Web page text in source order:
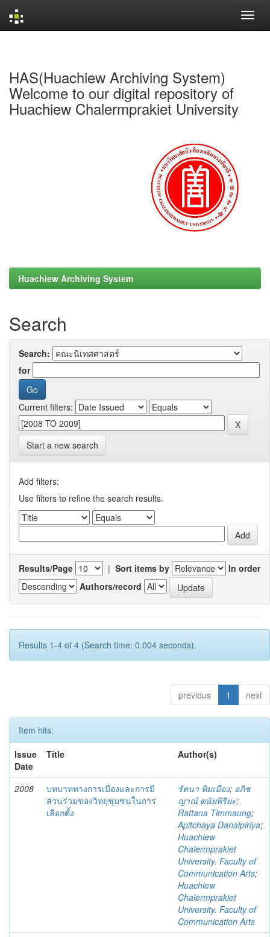
HAS(Huachiew Archiving System)
Welcome to our digital repository of
Huachiew Chalermprakiet University
Huachiew Archiving System
Search
Search:
for
Current filters:
Start a new search
Add filters:
Use filters to refine the search results.
Results/Page | Sort items by
In order
Authors/record
Results 1-4 of 4 (Search time: 0.004 seconds).
previous 1 next
Item hits:
Issue
Date
Title Author(s)
2008
บทบาททางการเมืองและการมี
ส่วนร่วมของวิทยุชุมชนในการ
เลือกตั้ง
รัตนา ทิมเมือง; อภิช
ญาณ์ ดนัยพิริยะ;
Rattana Timmaung;
Apitchaya Danaipiriya;
Huachiew
Chalermprakiet
University. Faculty of
Communication Arts;
Huachiew
Chalermprakiet
University. Faculty of
Communication Arts